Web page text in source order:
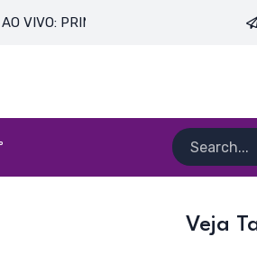
PRIMEIRA MISSA DO PE. HEITOR
Veja